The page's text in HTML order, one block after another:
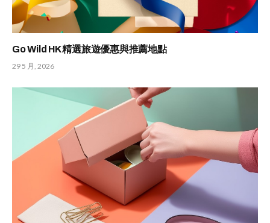
Go Wild HK 精選旅遊優惠與推薦地點
29 5 月, 2026